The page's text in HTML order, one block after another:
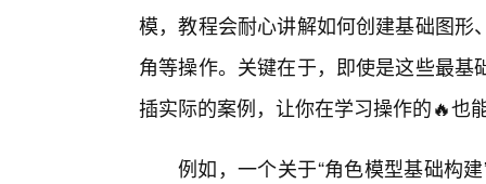
模，教程会耐心讲解如何创建基础图
角等操作。关键在于，即使是这些最
插实际的案例，让你在学习操作的🔥也
例如，一个关于“角色模型基础构